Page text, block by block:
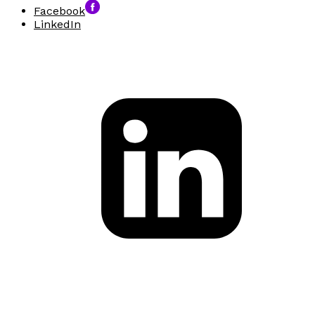
Facebook
LinkedIn